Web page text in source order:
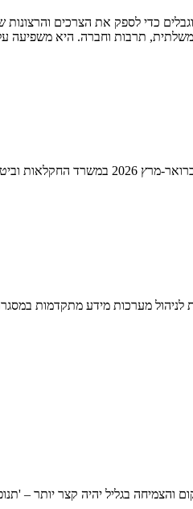
כדי לספק את הצרכים והרצונות
ממשלתית, תרבות וחברה. היא משפיעה
מומלץ לרפתנים שטרם
לניהול מערכות מידע מתקדמות
והצמיחה בגליל יהיה קצר יותר –